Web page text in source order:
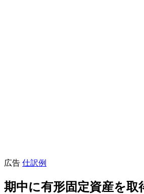
広告 仕訳例
期中に有形固定資産を取